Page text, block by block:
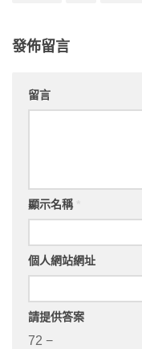
發佈留言
留言
顯示名稱
個人網站網址
請提供答案
72 −